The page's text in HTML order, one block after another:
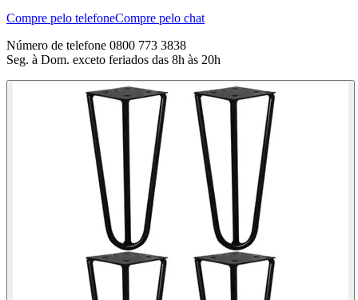
Compre pelo telefoneCompre pelo chat
Número de telefone 0800 773 3838
Seg. à Dom. exceto feriados das 8h às 20h